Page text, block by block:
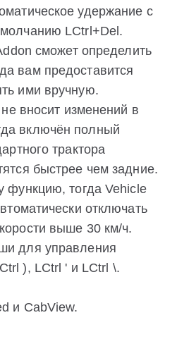
удержание с
LCtrl+Del.
сможет определить
вам предоставится
ими вручную.
вносит изменений в
включён полный
трактора
быстрее чем задние.
функцию, тогда Vehicle
отключать
выше 30 км/ч.
для управления
), LCtrl ' и LCtrl \.
и CabView.